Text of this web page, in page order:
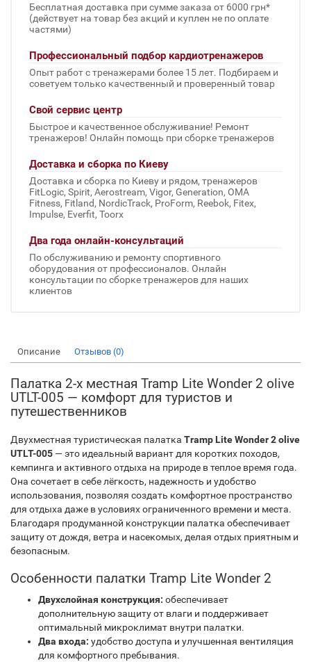
Бесплатная доставка при сумме заказа от 6000 грн*
(действует на товар без акций и куплен не по оплате
частями)
Профессиональный подбор кардиотренажеров
Опыт работ с тренажерами более 15 лет. Подбираем и
советуем только качественный и проверенный товар
Свой сервис центр
Быстрое и качественное обслуживание! Ремонт
тренажеров! Онлайн помощь при сборке тренажеров
Доставка и сборка по Киеву
Доставка и сборка по Киеву и рядом, тренажеров
FitLogic, Spirit, Aerostream, Vigor, Generation, OMA
Fitness, Fitland, NordicTrack, ProForm, Reebok, Fitex,
Impulse, Everfit, Toorx
Два года онлайн-консультаций
По обслуживанию и ремонту спортивного
оборудования от профессионалов. Онлайн
консультации по сборке тренажеров для наших
клиентов
Описание Отзывов (0)
Палатка 2-х местная Tramp Lite Wonder 2 olive
UTLT-005 — комфорт для туристов и
путешественников
Двухместная туристическая палатка Tramp Lite Wonder 2 olive
UTLT-005 — это идеальный вариант для коротких походов,
кемпинга и активного отдыха на природе в теплое время года.
Она сочетает в себе лёгкость, надежность и удобство
использования, позволяя создать комфортное пространство
для отдыха даже в условиях ограниченного времени и места.
Благодаря продуманной конструкции палатка обеспечивает
защиту от дождя, ветра и насекомых, делая отдых приятным и
безопасным.
Особенности палатки Tramp Lite Wonder 2
Двухслойная конструкция: обеспечивает
дополнительную защиту от влаги и поддерживает
оптимальный микроклимат внутри палатки.
Два входа: удобство доступа и улучшенная вентиляция
для комфортного пребывания.